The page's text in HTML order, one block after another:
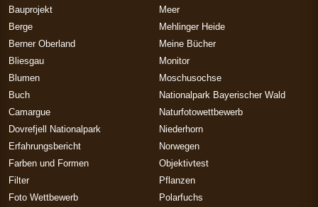
Bauprojekt
Berge
Berner Oberland
Bliesgau
Blumen
Buch
Camargue
Dovrefjell Nationalpark
Erfahrungsbericht
Farben und Formen
Filter
Foto Wettbewerb
Meer
Mehlinger Heide
Meine Bücher
Monitor
Moschusochse
Nationalpark Bayerischer Wald
Naturfotowettbewerb
Niederhorn
Norwegen
Objektivtest
Pflanzen
Polarfuchs